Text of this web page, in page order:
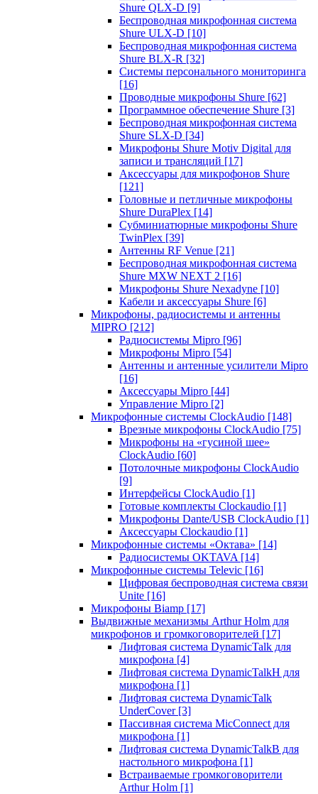
Shure QLX-D [9]
Беспроводная микрофонная система
Shure ULX-D [10]
Беспроводная микрофонная система
Shure BLX-R [32]
Системы персонального мониторинга
[16]
Проводные микрофоны Shure [62]
Программное обеспечение Shure [3]
Беспроводная микрофонная система
Shure SLX-D [34]
Микрофоны Shure Motiv Digital для
записи и трансляций [17]
Аксессуары для микрофонов Shure
[121]
Головные и петличные микрофоны
Shure DuraPlex [14]
Субминиатюрные микрофоны Shure
TwinPlex [39]
Антенны RF Venue [21]
Беспроводная микрофонная система
Shure MXW NEXT 2 [16]
Микрофоны Shure Nexadyne [10]
Кабели и аксессуары Shure [6]
Микрофоны, радиосистемы и антенны
MIPRO [212]
Радиосистемы Mipro [96]
Микрофоны Mipro [54]
Антенны и антенные усилители Mipro
[16]
Аксессуары Mipro [44]
Управление Mipro [2]
Микрофонные системы ClockAudio [148]
Врезные микрофоны ClockAudio [75]
Микрофоны на «гусиной шее»
ClockAudio [60]
Потолочные микрофоны ClockAudio
[9]
Интерфейсы ClockAudio [1]
Готовые комплекты Clockaudio [1]
Микрофоны Dante/USB ClockAudio [1]
Аксессуары Clockaudio [1]
Микрофонные системы «Октава» [14]
Радиосистемы OKTAVA [14]
Микрофонные системы Televic [16]
Цифровая беспроводная система связи
Unite [16]
Микрофоны Biamp [17]
Выдвижные механизмы Arthur Holm для
микрофонов и громкоговорителей [17]
Лифтовая система DynamicTalk для
микрофона [4]
Лифтовая система DynamicTalkH для
микрофона [1]
Лифтовая система DynamicTalk
UnderCover [3]
Пассивная система MicConnect для
микрофона [1]
Лифтовая система DynamicTalkB для
настольного микрофона [1]
Встраиваемые громкоговорители
Arthur Holm [1]